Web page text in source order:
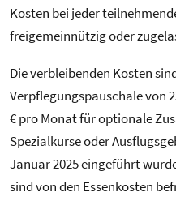
Kosten bei jeder
freigemeinnützig oder
Die verbleibenden Kosten
Verpflegungspauschale von
€ pro Monat für optionale
Spezialkurse oder
Januar 2025 eingeführt
sind von den Essenkosten